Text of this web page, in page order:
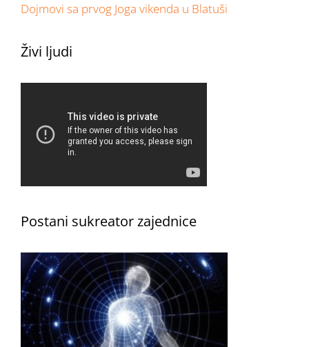
Dojmovi sa prvog Joga vikenda u Blatuši
Živi ljudi
Postani sukreator zajednice